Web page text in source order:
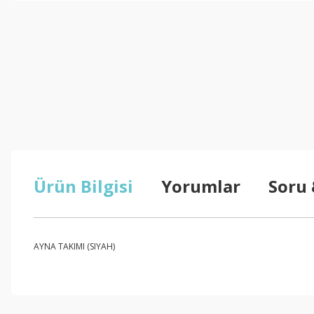
Ürün Bilgisi Yorumlar Soru
AYNA TAKIMI (SIYAH)